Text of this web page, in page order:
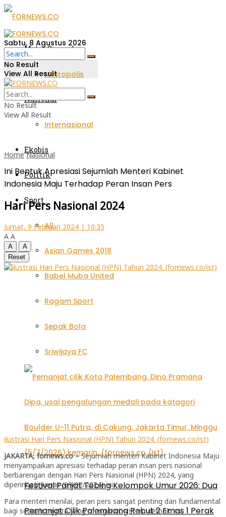
Metro Sumsel
Metropolis
Nasional
Internasional
Ekobis
Politik
Sport
All
Asian Games 2018
Babel Muba United
Ragam Sport
Sepak Bola
Sriwijaya FC
Festival Panjat Tebing Kelompok Umur 2026: Dua
Pemanjat Cilik Palembang Rebut 2 Emas 1 Perak
Sabtu, 8 Agustus 2026
No Result
View All Result
No Result
View All Result
Home Nasional
Ini Bentuk Apresiasi Sejumlah Menteri Kabinet
Indonesia Maju Terhadap Peran Insan Pers
Hari Pers Nasional 2024
Jumat, 9 Februari 2024 | 10:35
A A
A
A
Reset
ilustrasi Hari Pers Nasional (HPN) Tahun 2024. (fornews.co/ist)
JAKARTA, fornews.co –Sejumlah menteri Kabinet Indonesia Maju
menyampaikan apresiasi terhadap peran insan pers nasional
berbarengan dengan Hari Pers Nasional (HPN) 2024, yang
diperingati Jumat (09/02/2024) ini.
Para menteri menilai, peran pers sangat penting dan fundamental
bagi sebuah negara yang menganut sistem demokrasi.